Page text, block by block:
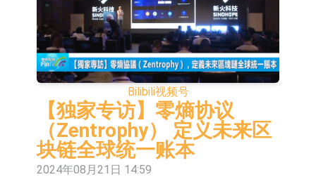
段
【异动股】分立器件板块下挫，锴威
特(688693.CN)跌11.69%
【异动股】鸡肉概念板块拉升，益生
股份(002458.CN)涨10.02%
台积电7月营收同比增加44.7%
【异动股】港股涨幅榜前十，易居企
业控股(02048.HK)涨+84.21%，金辉
控股(09993.HK)涨+45.60%
新时达：暂未生产四足载人机器人
【异动股】鸡肉概念板块拉升，益生
Bilibili视频号
【独家专访】零熵协议
（Zentrophy） 定义未来区
块链全球统一账本
2024年08月21日 14:59